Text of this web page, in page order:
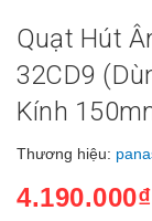
Quạt Hút
32CD9
Kính
Thương hiệu:
4.190.000₫